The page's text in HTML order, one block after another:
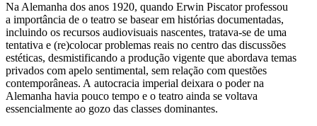
Na Alemanha dos anos 1920, quando Erwin Piscator professou
a importância de o teatro se basear em histórias documentadas,
incluindo os recursos audiovisuais nascentes, tratava-se de uma
tentativa e (re)colocar problemas reais no centro das discussões
estéticas, desmistificando a produção vigente que abordava temas
privados com apelo sentimental, sem relação com questões
contemporâneas. A autocracia imperial deixara o poder na
Alemanha havia pouco tempo e o teatro ainda se voltava
essencialmente ao gozo das classes dominantes.